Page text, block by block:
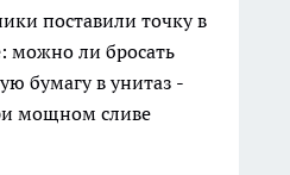
поставили точку в
можно ли бросать
бумагу в унитаз -
мощном сливе